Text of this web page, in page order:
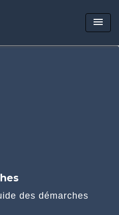
menu
des démarches